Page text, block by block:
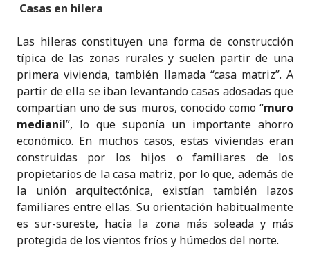
Casas en hilera
Las hileras constituyen una forma de construcción
típica de las zonas rurales y suelen partir de una
primera vivienda, también llamada “casa matriz”. A
partir de ella se iban levantando casas adosadas que
compartían uno de sus muros, conocido como “muro
medianil”, lo que suponía un importante ahorro
económico. En muchos casos, estas viviendas eran
construidas por los hijos o familiares de los
propietarios de la casa matriz, por lo que, además de
la unión arquitectónica, existían también lazos
familiares entre ellas. Su orientación habitualmente
es sur-sureste, hacia la zona más soleada y más
protegida de los vientos fríos y húmedos del norte.